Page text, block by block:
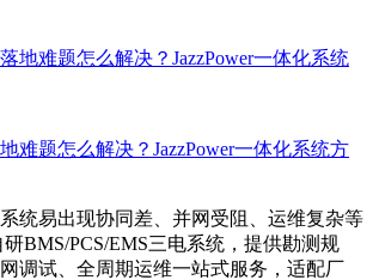
难题怎么解决？JazzPower一体化系统方
统易出现协同差、并网受阻、运维复杂等
研BMS/PCS/EMS三电系统，提供勘测规
调试、全周期运维一站式服务，适配厂